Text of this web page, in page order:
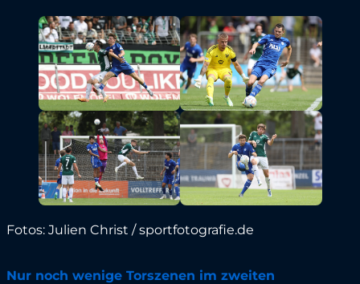
Fotos: Julien Christ / sportfotografie.de
Nur noch wenige Torszenen im zweiten